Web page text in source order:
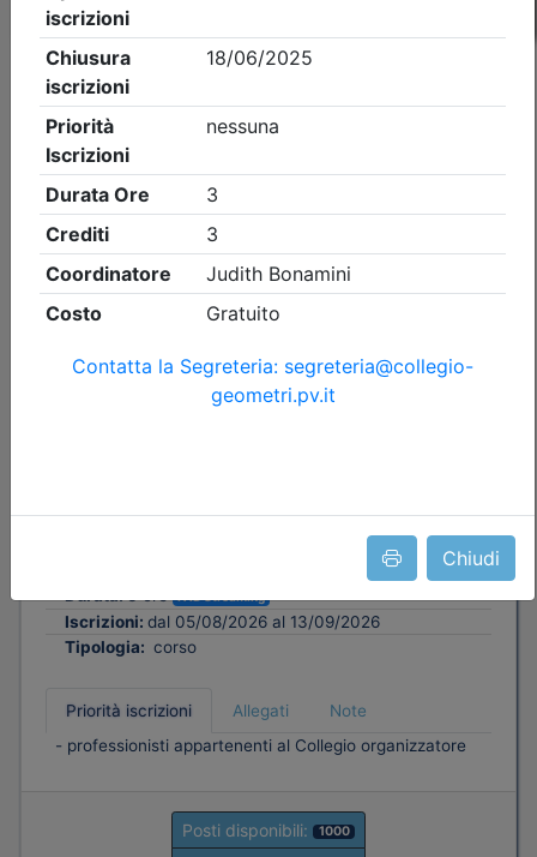
Chiudi
Dettagli evento
Gratuito
Collegio Geometri e Geometri Laureati della provincia di
Iscrizioni: dal 05/08/2026 al 13/09/2026
Tipologia: corso
Priorità iscrizioni Allegati
Note
- professionisti appartenenti al Collegio organizzatore
Posti disponibili: 1000